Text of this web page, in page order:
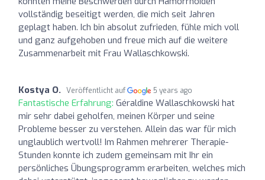
vollständig beseitigt werden, die mich seit Jahren
geplagt haben. Ich bin absolut zufrieden, fühle mich voll
und ganz aufgehoben und freue mich auf die weitere
Zusammenarbeit mit Frau Wallaschkowski.
Kostya O. Veröffentlicht auf 5 years ago
Fantastische Erfahrung: Géraldine Wallaschkowski hat
mir sehr dabei geholfen, meinen Körper und seine
Probleme besser zu verstehen. Allein das war für mich
unglaublich wertvoll! Im Rahmen mehrerer Therapie-
Stunden konnte ich zudem gemeinsam mit Ihr ein
persönliches Übungsprogramm erarbeiten, welches mich